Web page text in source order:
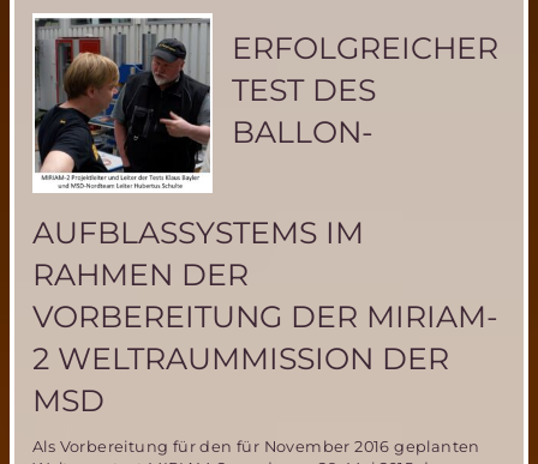
Convention
vom
13.-16.
August
2015
in
Washington
ERFOLGREICHER
TEST DES
BALLON-
AUFBLASSYSTEMS IM
RAHMEN DER
VORBEREITUNG DER MIRIAM-
2 WELTRAUMMISSION DER
MSD
Als Vorbereitung für den für November 2016 geplanten